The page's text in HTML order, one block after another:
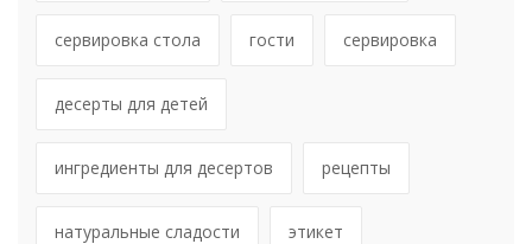
сервировка стола гости сервировка
десерты для детей
ингредиенты для десертов рецепты
натуральные сладости этикет